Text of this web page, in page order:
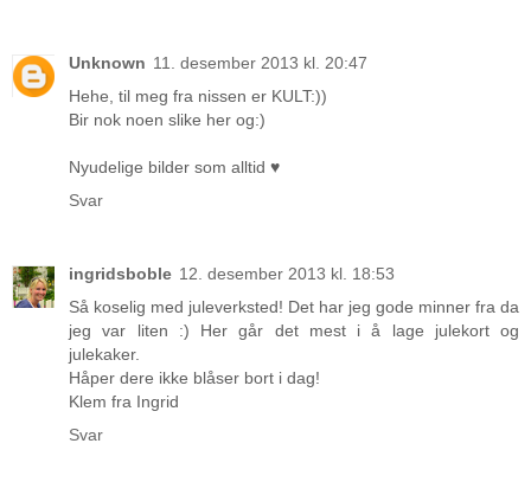
Unknown 11. desember 2013 kl. 20:47
Hehe, til meg fra nissen er KULT:))
Bir nok noen slike her og:)
Nyudelige bilder som alltid ♥
Svar
ingridsboble 12. desember 2013 kl. 18:53
Så koselig med juleverksted! Det har jeg gode minner fra da
jeg var liten :) Her går det mest i å lage julekort og
julekaker.
Håper dere ikke blåser bort i dag!
Klem fra Ingrid
Svar